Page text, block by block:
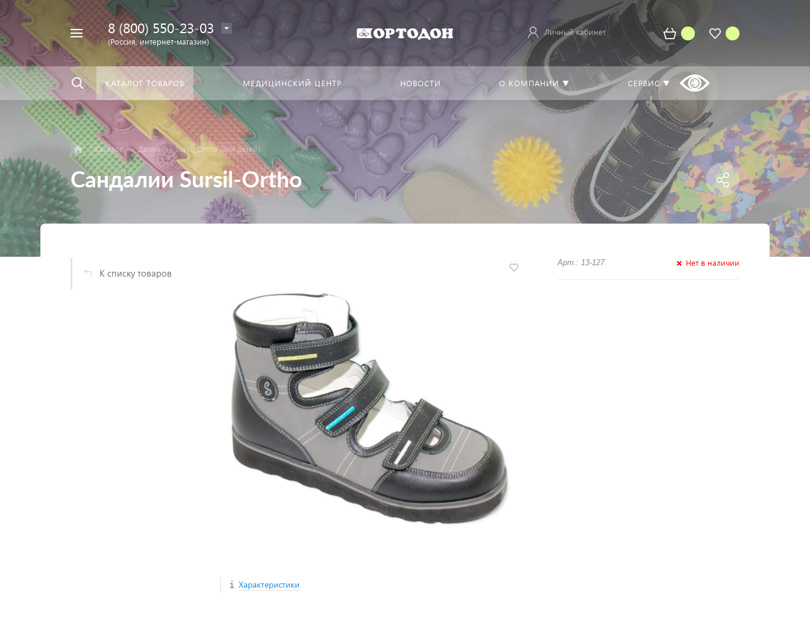
вездеНайти
8 (800) 550-23-03
(Россия, интернет-магазин)
Личный кабинет
КАТАЛОГ ТОВАРОВ МЕДИЦИНСКИЙ ЦЕНТР НОВОСТИ О КОМПАНИИ ▼ СЕРВИС ▼
Каталог Детям Sursil-Ortho (для детей)
Сандалии Sursil-Ortho
К списку товаров
Характеристики
Арт.: 13-127 Нет в наличии